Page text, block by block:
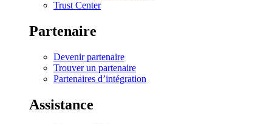
Trust Center
Partenaire
Devenir partenaire
Trouver un partenaire
Partenaires d’intégration
Assistance